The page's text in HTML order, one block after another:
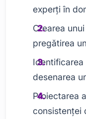
experți în
Crearea
pregătirea
desenarea
Proiectarea
consistenței